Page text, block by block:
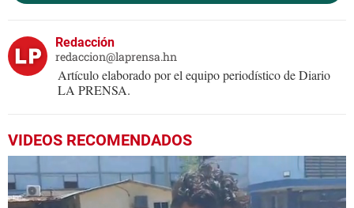
Redacción
redaccion@laprensa.hn
Artículo elaborado por el equipo periodístico de Diario
LA PRENSA.
VIDEOS RECOMENDADOS